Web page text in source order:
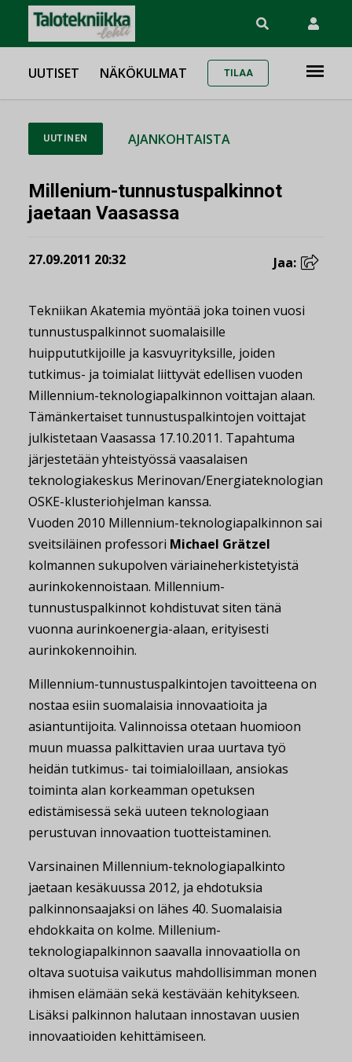
UUTISET NÄKÖKULMAT TILAA
UUTINEN AJANKOHTAISTA
Millenium-tunnustuspalkinnot
jaetaan Vaasassa
27.09.2011 20:32 Jaa:
Tekniikan Akatemia myöntää joka toinen vuosi
tunnustuspalkinnot suomalaisille
huippututkijoille ja kasvuyrityksille, joiden
tutkimus- ja toimialat liittyvät edellisen vuoden
Millennium-teknologiapalkinnon voittajan alaan.
Tämänkertaiset tunnustuspalkintojen voittajat
julkistetaan Vaasassa 17.10.2011. Tapahtuma
järjestetään yhteistyössä vaasalaisen
teknologiakeskus Merinovan/Energiateknologian
OSKE-klusteriohjelman kanssa.
Vuoden 2010 Millennium-teknologiapalkinnon sai
sveitsiläinen professori Michael Grätzel
kolmannen sukupolven väriaineherkistetyistä
aurinkokennoistaan. Millennium-
tunnustuspalkinnot kohdistuvat siten tänä
vuonna aurinkoenergia-alaan, erityisesti
aurinkokennoihin.
Millennium-tunnustuspalkintojen tavoitteena on
nostaa esiin suomalaisia innovaatioita ja
asiantuntijoita. Valinnoissa otetaan huomioon
muun muassa palkittavien uraa uurtava työ
heidän tutkimus- tai toimialoillaan, ansiokas
toiminta alan korkeamman opetuksen
edistämisessä sekä uuteen teknologiaan
perustuvan innovaation tuotteistaminen.
Varsinainen Millennium-teknologiapalkinto
jaetaan kesäkuussa 2012, ja ehdotuksia
palkinnonsaajaksi on lähes 40. Suomalaisia
ehdokkaita on kolme. Millenium-
teknologiapalkinnon saavalla innovaatiolla on
oltava suotuisa vaikutus mahdollisimman monen
ihmisen elämään sekä kestävään kehitykseen.
Lisäksi palkinnon halutaan innostavan uusien
innovaatioiden kehittämiseen.